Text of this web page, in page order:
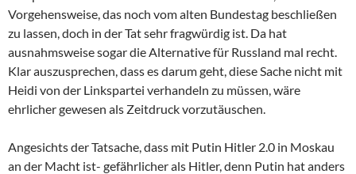
Vorgehensweise, das noch vom alten Bundestag beschließen
zu lassen, doch in der Tat sehr fragwürdig ist. Da hat
ausnahmsweise sogar die Alternative für Russland mal recht.
Klar auszusprechen, dass es darum geht, diese Sache nicht mit
Heidi von der Linkspartei verhandeln zu müssen, wäre
ehrlicher gewesen als Zeitdruck vorzutäuschen.
Angesichts der Tatsache, dass mit Putin Hitler 2.0 in Moskau
an der Macht ist- gefährlicher als Hitler, denn Putin hat anders